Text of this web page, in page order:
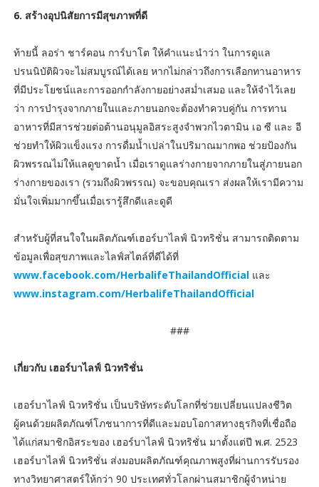
6. สร้างอุปนิสัยการมีสุขภาพที่ดี
ท้ายนี้ ลอร่า ชาร์คอน การ์บาโต ให้คำแนะนำว่า ในการดูแล
ปรนนิบัติผิวจะไม่สมบูรณ์ได้เลย หากไม่กล่าวถึงการเลือกทานอาหาร
ที่มีประโยชน์และการออกกำลังกายอย่างสม่ำเสมอ และให้จำไว้เลย
ว่า การบำรุงจากภายในและภายนอกจะต้องทำควบคู่กัน การทาน
อาหารที่มีสารช่วยต่อต้านอนุมูลอิสระสูงจำพวกไวตามิน เอ ซี และ อี
ช่วยทำให้ผิวแข็งแรง การดื่มน้ำเปล่าในปริมาณมากพอ ช่วยป้องกัน
ผิวพรรณไม่ให้แลดูขาดน้ำ เมื่อเราดูแลร่างกายจากภายในสู่ภายนอก
ร่างกายของเรา (รวมถึงผิวพรรณ) จะขอบคุณเรา ส่งผลให้เรามีความ
มั่นใจเพิ่มมากขึ้นเมื่อเรารู้สึกดีและดูดี
สำหรับผู้ที่สนใจในผลิตภัณฑ์เฮอร์บาไลฟ์ นิวทริชั่น สามารถติดตาม
ข้อมูลเพื่อสุขภาพและไลฟ์สไตล์ที่ดีได้ที่
www.facebook.com/HerbalifeThailandOfficialและ
www.instagram.com/HerbalifeThailandOfficial
###
เกี่ยวกับ เฮอร์บาไลฟ์ นิวทริชั่น
เฮอร์บาไลฟ์ นิวทริชั่น เป็นบริษัทระดับโลกที่ช่วยเปลี่ยนแปลงชีวิต
ผู้คนด้วยผลิตภัณฑ์โภชนาการที่ดีและมอบโอกาสทางธุรกิจที่เชื่อถือ
ได้แก่สมาชิกอิสระของ เฮอร์บาไลฟ์ นิวทริชั่น มาตั้งแต่ปี พ.ศ. 2523
เฮอร์บาไลฟ์ นิวทริชั่น ส่งมอบผลิตภัณฑ์คุณภาพสูงที่ผ่านการรับรอง
ทางวิทยาศาสตร์ให้กว่า 90 ประเทศทั่วโลกผ่านสมาชิกผู้จำหน่าย